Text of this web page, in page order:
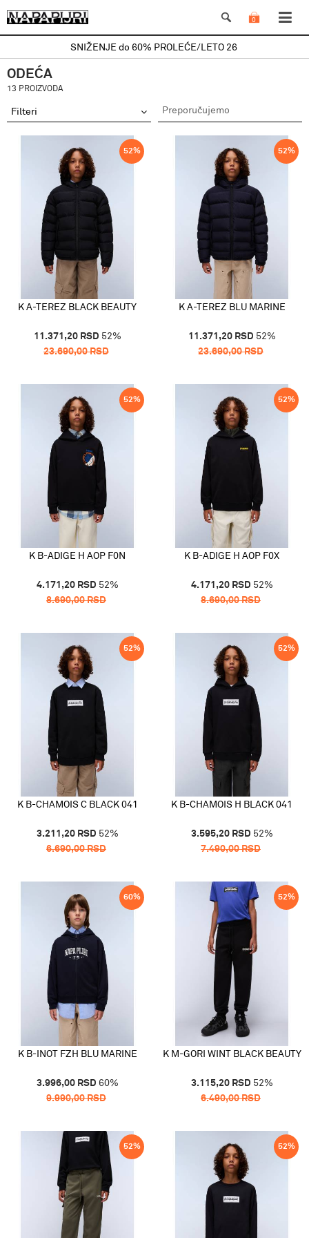
0
SNIŽENJE do 60% PROLEĆE/LETO 26
Filteri
ODEĆA
13 PROIZVODA
52%
K A-TEREZ BLACK BEAUTY
11.371,20 RSD 52%
23.690,00RSD
52%
K A-TEREZ BLU MARINE
11.371,20 RSD 52%
23.690,00RSD
52%
K B-ADIGE H AOP F0N
4.171,20 RSD 52%
8.690,00RSD
52%
K B-ADIGE H AOP F0X
4.171,20 RSD 52%
8.690,00RSD
52%
K B-CHAMOIS C BLACK 041
3.211,20 RSD 52%
6.690,00RSD
52%
K B-CHAMOIS H BLACK 041
3.595,20 RSD 52%
7.490,00RSD
60%
K B-INOT FZH BLU MARINE
3.996,00 RSD 60%
9.990,00RSD
52%
K M-GORI WINT BLACK BEAUTY
3.115,20 RSD 52%
6.490,00RSD
52% 52%